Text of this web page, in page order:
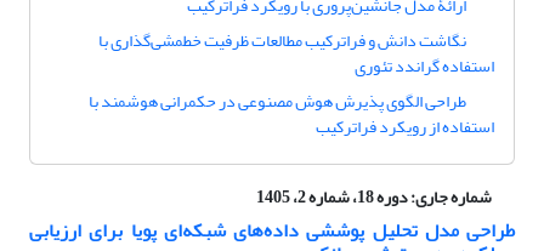
نگاشت دانش و فراترکیب مطالعات ظرفیت خط‏مشی‌‌گذاری با
استفاده گراندد تئوری
طراحی الگوی پذیرش هوش مصنوعی در حکمرانی هوشمند با
استفاده از رویکرد فراترکیب
شماره جاری:دوره 18، شماره 2، 1405
طراحی مدل تحلیل پوششی داده‌‌های شبکه‌‌ای پویا برای ارزیابی